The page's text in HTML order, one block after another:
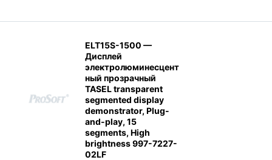
ELT15S-1500 —
Дисплей
электролюминесцент
ный прозрачный
TASEL transparent
segmented display
demonstrator, Plug-
and-play, 15
segments, High
brightness 997-7227-
02LF